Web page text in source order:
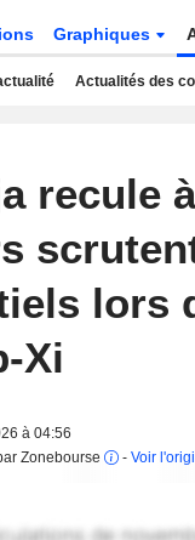
Graphiques
Actualités des
recule
lors
Xi
à 04:56
Zonebourse
- Voir